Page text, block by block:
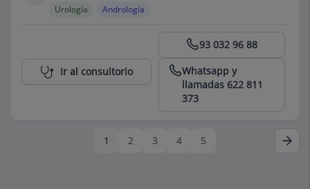
Urología Andrología
93 032 96 88
Whatsapp y
llamadas 622 811
373
Ir al consultorio
1 2 3 4 5